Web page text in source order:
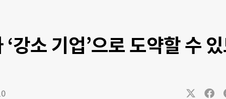
강소 기업’으로 도약할 수